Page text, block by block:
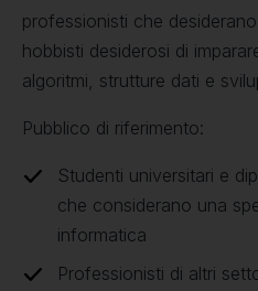
professionisti che
hobbisti desiderosi di
algoritmi, strutture dati e
Pubblico di riferimento:
Studenti universitari e
che considerano una
informatica
Professionisti di altri